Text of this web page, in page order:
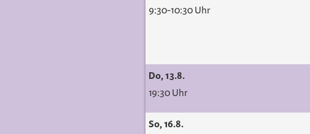
9:30-10:30 Uhr
Do, 13.8.
19:30 Uhr
So, 16.8.